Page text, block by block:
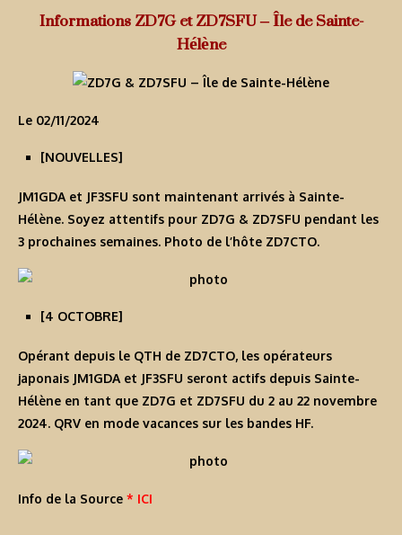
Informations ZD7G et ZD7SFU – Île de Sainte-
Hélène
Le 02/11/2024
[NOUVELLES]
JM1GDA et JF3SFU sont maintenant arrivés à Sainte-
Hélène. Soyez attentifs pour ZD7G & ZD7SFU pendant les
3 prochaines semaines. Photo de l’hôte ZD7CTO.
[4 OCTOBRE]
Opérant depuis le QTH de ZD7CTO, les opérateurs
japonais JM1GDA et JF3SFU seront actifs depuis Sainte-
Hélène en tant que ZD7G et ZD7SFU du 2 au 22 novembre
2024. QRV en mode vacances sur les bandes HF.
Info de la Source * ICI